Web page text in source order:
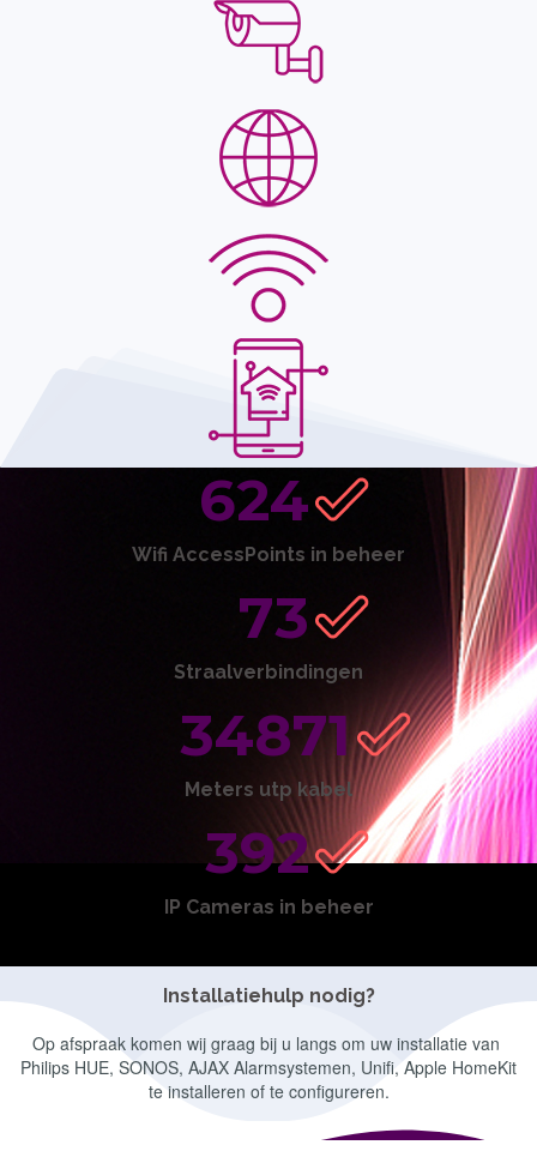
624
Wifi AccessPoints in beheer
73
Straalverbindingen
34871
Meters utp kabel
392
IP Cameras in beheer
Installatiehulp nodig?
Op afspraak komen wij graag bij u langs om uw installatie van
Philips HUE, SONOS, AJAX Alarmsystemen, Unifi, Apple HomeKit
te installeren of te configureren.